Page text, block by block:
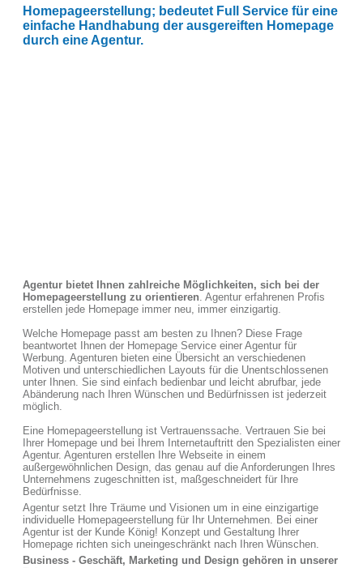
Homepageerstellung; bedeutet Full Service für eine
einfache Handhabung der ausgereiften Homepage
durch eine Agentur.
Agentur bietet Ihnen zahlreiche Möglichkeiten, sich bei der
Homepageerstellung zu orientieren. Agentur erfahrenen Profis
erstellen jede Homepage immer neu, immer einzigartig.
Welche Homepage passt am besten zu Ihnen? Diese Frage
beantwortet Ihnen der Homepage Service einer Agentur für
Werbung. Agenturen bieten eine Übersicht an verschiedenen
Motiven und unterschiedlichen Layouts für die Unentschlossenen
unter Ihnen. Sie sind einfach bedienbar und leicht abrufbar, jede
Abänderung nach Ihren Wünschen und Bedürfnissen ist jederzeit
möglich.
Eine Homepageerstellung ist Vertrauenssache. Vertrauen Sie bei
Ihrer Homepage und bei Ihrem Internetauftritt den Spezialisten einer
Agentur. Agenturen erstellen Ihre Webseite in einem
außergewöhnlichen Design, das genau auf die Anforderungen Ihres
Unternehmens zugeschnitten ist, maßgeschneidert für Ihre
Bedürfnisse.
Agentur setzt Ihre Träume und Visionen um in eine einzigartige
individuelle Homepageerstellung für Ihr Unternehmen. Bei einer
Agentur ist der Kunde König! Konzept und Gestaltung Ihrer
Homepage richten sich uneingeschränkt nach Ihren Wünschen.
Business - Geschäft, Marketing und Design gehören in unserer